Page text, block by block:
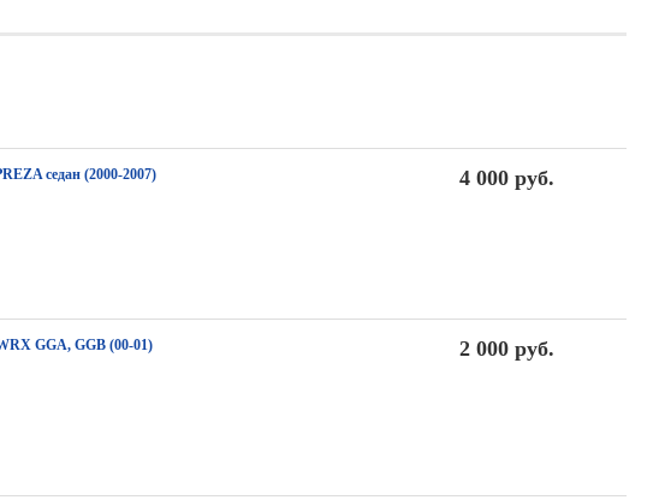
седан (2000-2007) 4 000 руб.
GGA, GGB (00-01) 2 000 руб.